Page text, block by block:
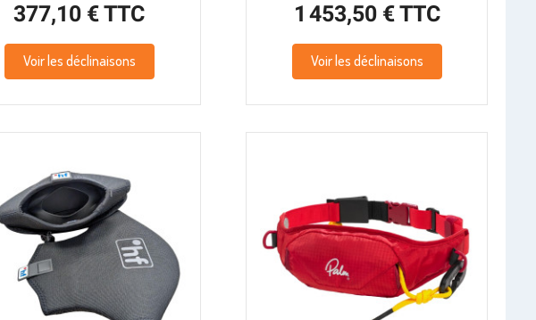
377,10 € TTC
Voir les déclinaisons
1 453,50 € TTC
Voir les déclinaisons